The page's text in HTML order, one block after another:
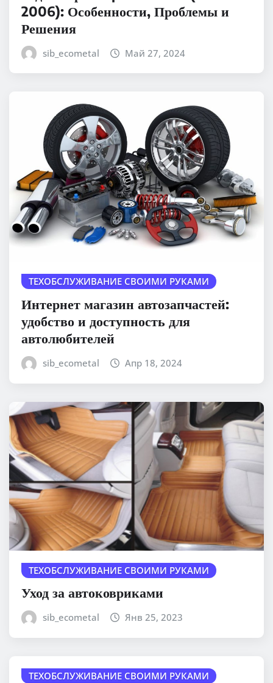
2006): Особенности, Проблемы и
Решения
sib_ecometal Май 27, 2024
ТЕХОБСЛУЖИВАНИЕ СВОИМИ РУКАМИ
Интернет магазин автозапчастей:
удобство и доступность для
автолюбителей
sib_ecometal Апр 18, 2024
ТЕХОБСЛУЖИВАНИЕ СВОИМИ РУКАМИ
Уход за автоковриками
sib_ecometal Янв 25, 2023
ТЕХОБСЛУЖИВАНИЕ СВОИМИ РУКАМИ